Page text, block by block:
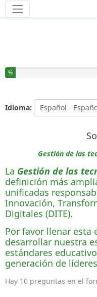
Herramientas
Ha completado el % de
%
Idioma:
Gestión de las
La Gestión de las
definición más
unificadas
Innovación,
Digitales (DITE).
Por favor llenar esta
desarrollar nuestra
estándares
generación de
Hay 10 preguntas en el